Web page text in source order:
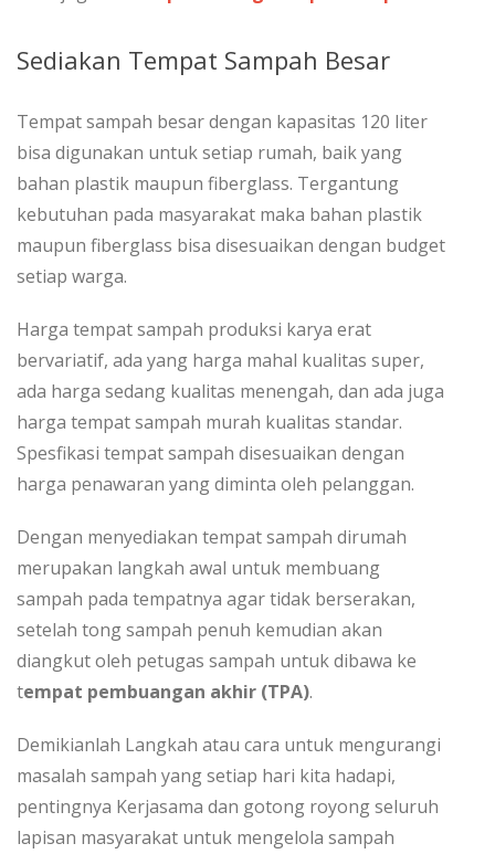
Sediakan Tempat Sampah Besar
Tempat sampah besar dengan kapasitas 120 liter
bisa digunakan untuk setiap rumah, baik yang
bahan plastik maupun fiberglass. Tergantung
kebutuhan pada masyarakat maka bahan plastik
maupun fiberglass bisa disesuaikan dengan budget
setiap warga.
Harga tempat sampah produksi karya erat
bervariatif, ada yang harga mahal kualitas super,
ada harga sedang kualitas menengah, dan ada juga
harga tempat sampah murah kualitas standar.
Spesfikasi tempat sampah disesuaikan dengan
harga penawaran yang diminta oleh pelanggan.
Dengan menyediakan tempat sampah dirumah
merupakan langkah awal untuk membuang
sampah pada tempatnya agar tidak berserakan,
setelah tong sampah penuh kemudian akan
diangkut oleh petugas sampah untuk dibawa ke
tempat pembuangan akhir (TPA).
Demikianlah Langkah atau cara untuk mengurangi
masalah sampah yang setiap hari kita hadapi,
pentingnya Kerjasama dan gotong royong seluruh
lapisan masyarakat untuk mengelola sampah